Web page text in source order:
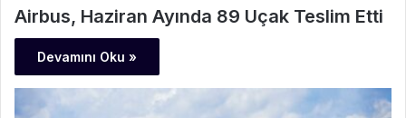
Airbus, Haziran Ayında 89 Uçak Teslim Etti
Devamını Oku »